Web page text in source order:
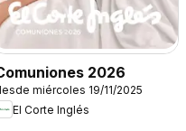
2026
miércoles 19/11/2025
El Corte Inglés